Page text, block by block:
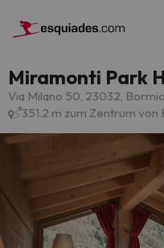
Miramonti Park
Via Milano 50, 23032, Bormio
351.2 m zum Zentrum von